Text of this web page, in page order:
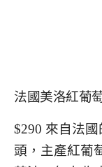
法國美洛紅葡
$290 來自法
頭，主產紅葡